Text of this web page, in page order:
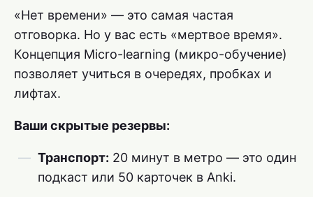
«Нет времени» — это самая частая
отговорка. Но у вас есть «мертвое время».
Концепция Micro-learning (микро-обучение)
позволяет учиться в очередях, пробках и
лифтах.
Ваши скрытые резервы:
Транспорт: 20 минут в метро — это один
подкаст или 50 карточек в Anki.